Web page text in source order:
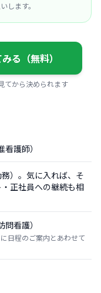
します。
る（無料）
てから決められます
護師）
）。気に入れば、そ
正社員への継続も相
看護）
日程のご案内とあわせて